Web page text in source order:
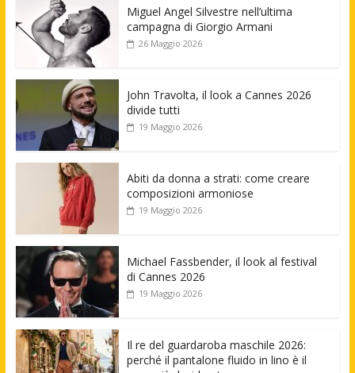
Miguel Angel Silvestre nell’ultima
campagna di Giorgio Armani
26 Maggio 2026
John Travolta, il look a Cannes 2026
divide tutti
19 Maggio 2026
Abiti da donna a strati: come creare
composizioni armoniose
19 Maggio 2026
Michael Fassbender, il look al festival
di Cannes 2026
19 Maggio 2026
Il re del guardaroba maschile 2026:
perché il pantalone fluido in lino è il